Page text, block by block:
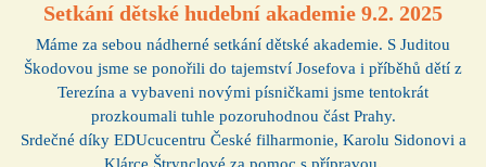
Setkání dětské hudební akademie 9.2. 2025
Máme za sebou nádherné setkání dětské akademie. S Juditou
Škodovou jsme se ponořili do tajemství Josefova i příběhů dětí z
Terezína a vybaveni novými písničkami jsme tentokrát
prozkoumali tuhle pozoruhodnou část Prahy.
Srdečné díky EDUcucentru České filharmonie, Karolu Sidonovi a